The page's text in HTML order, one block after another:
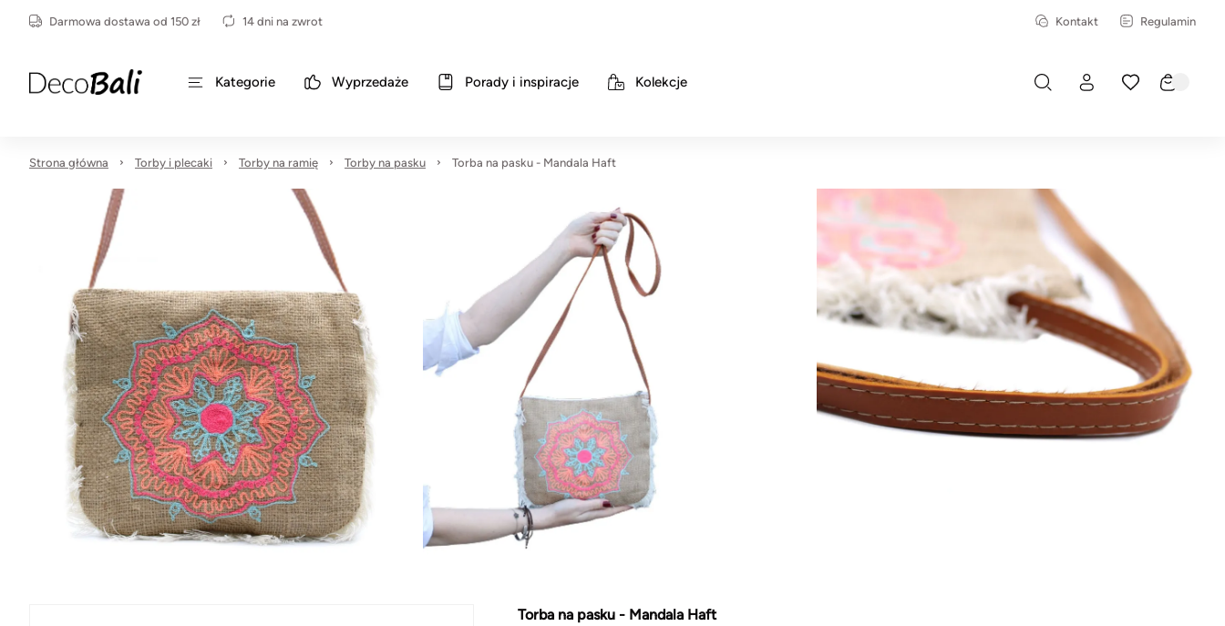
Darmowa dostawa od 150 zł 14 dni na zwrot Kontakt Regulamin
Kategorie Wyprzedaże Porady i inspiracje Kolekcje
Strona główna Torby i plecaki Torby na ramię Torby na pasku Torba na pasku - Mandala Haft
Torba na pasku - Mandala Haft